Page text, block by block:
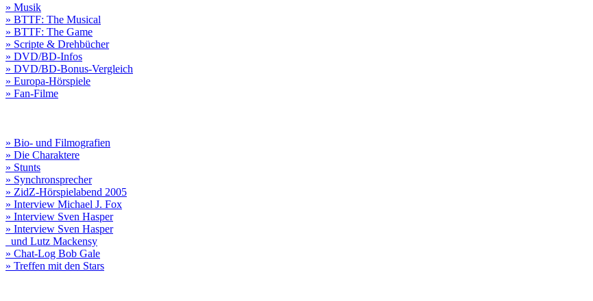
» Musik
» BTTF: The Musical
» BTTF: The Game
» Scripte & Drehbücher
» DVD/BD-Infos
» DVD/BD-Bonus-Vergleich
» Europa-Hörspiele
» Fan-Filme
» Bio- und Filmografien
» Die Charaktere
» Stunts
» Synchronsprecher
» ZidZ-Hörspielabend 2005
» Interview Michael J. Fox
» Interview Sven Hasper
» Interview Sven Hasper
und Lutz Mackensy
» Chat-Log Bob Gale
» Treffen mit den Stars